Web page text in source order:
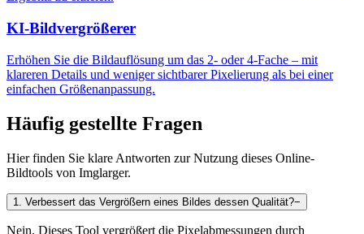
KI-Bildvergrößerer
Erhöhen Sie die Bildauflösung um das 2- oder 4-Fache – mit
klareren Details und weniger sichtbarer Pixelierung als bei einer
einfachen Größenanpassung.
Häufig gestellte Fragen
Hier finden Sie klare Antworten zur Nutzung dieses Online-
Bildtools von Imglarger.
1 Verbessert das Vergrößern eines Bildes dessen Qualität?−
Nein. Dieses Tool vergrößert die Pixelabmessungen durch